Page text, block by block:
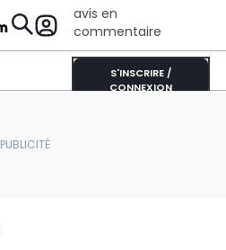
avis en
commentaire
S'INSCRIRE /
CONNEXION